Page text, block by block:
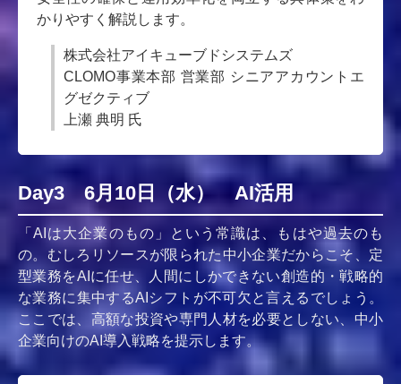
かりやすく解説します。
株式会社アイキューブドシステムズ
CLOMO事業本部 営業部 シニアアカウントエ
グゼクティブ
上瀬 典明 氏
Day3 6月10日（水） AI活用
「AIは大企業のもの」という常識は、もはや過去のも
の。むしろリソースが限られた中小企業だからこそ、定
型業務をAIに任せ、人間にしかできない創造的・戦略的
な業務に集中するAIシフトが不可欠と言えるでしょう。
ここでは、高額な投資や専門人材を必要としない、中小
企業向けのAI導入戦略を提示します。